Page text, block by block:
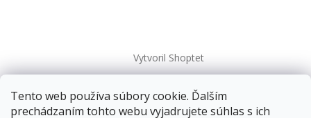
Tento web používa súbory cookie. Ďalším
prechádzaním tohto webu vyjadrujete súhlas s ich
Vytvoril Shoptet
Copyright 2026kovanieplus. Všetky práva vyhradené.